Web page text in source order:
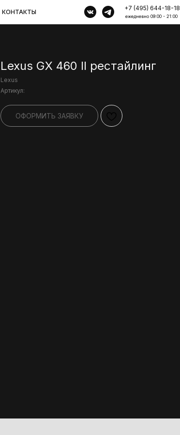
ежедневно 09:00 - 21:00
+7 (495) 644-18-18
КОНТАКТЫ
Lexus GX 460 II рестайлинг
Lexus
Артикул:
ОФОРМИТЬ ЗАЯВКУ